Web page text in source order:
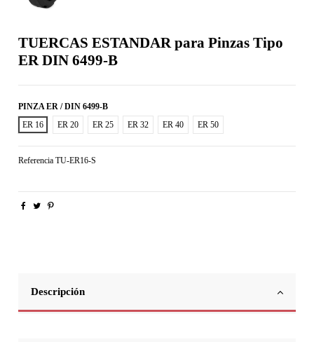
TUERCAS ESTANDAR para Pinzas Tipo
ER DIN 6499-B
PINZA ER / DIN 6499-B
ER 16
ER 20 ER 25 ER 32 ER 40 ER 50
Referencia TU-ER16-S
Descripción